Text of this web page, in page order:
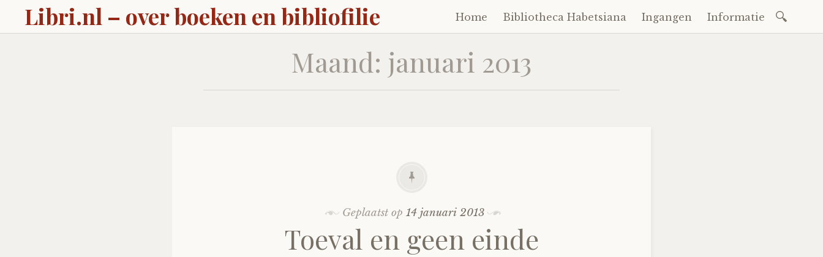
Libri.nl – over boeken en bibliofilie
Naar
de
inhoud
springen
Home Bibliotheca Habetsiana Ingangen Informatie
Maand: januari 2013
Geplaatst op14 januari 2013
Toeval en geen einde